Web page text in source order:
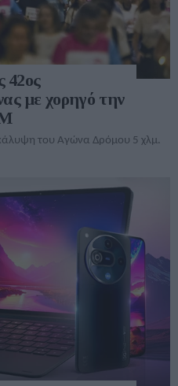
42ος
με χορηγό την
του Αγώνα Δρόμου 5 χλμ.